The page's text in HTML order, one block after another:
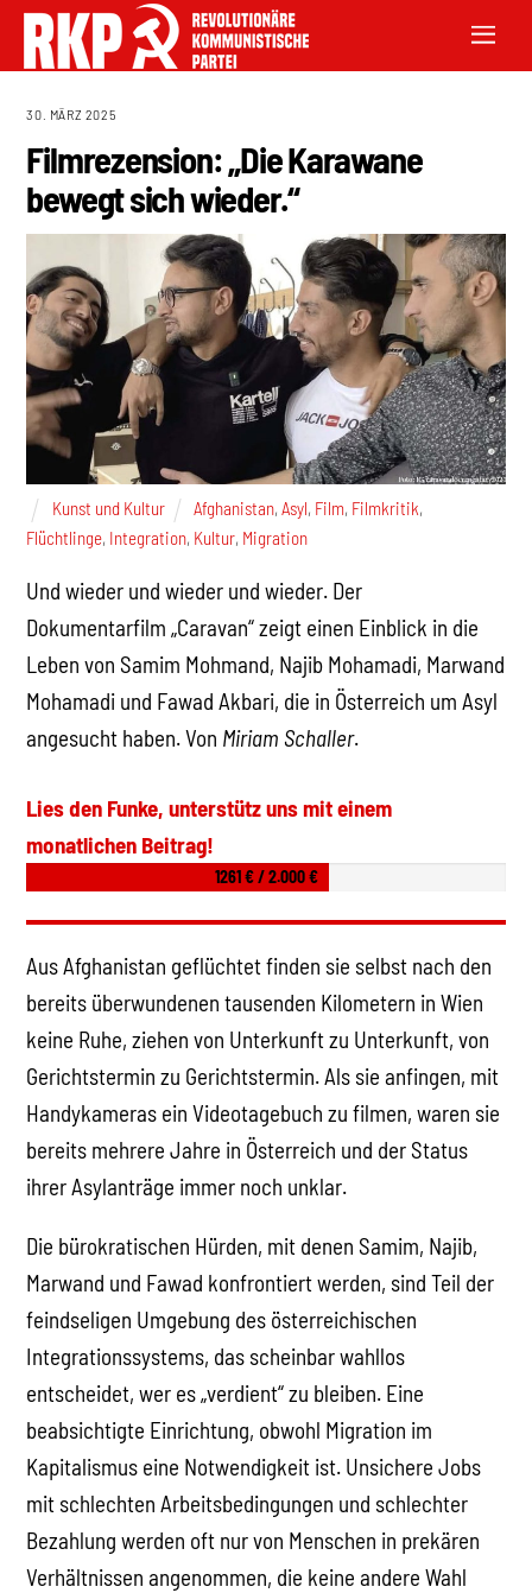
30. MÄRZ 2025
Filmrezension: „Die Karawane
bewegt sich wieder.“
Kunst und Kultur Afghanistan,Asyl, Film, Filmkritik,
Flüchtlinge, Integration, Kultur, Migration
Und wieder und wieder und wieder. Der
Dokumentarfilm „Caravan“ zeigt einen Einblick in die
Leben von Samim Mohmand, Najib Mohamadi, Marwand
Mohamadi und Fawad Akbari, die in Österreich um Asyl
angesucht haben. Von Miriam Schaller.
Lies den Funke, unterstütz uns mit einem
monatlichen Beitrag!
1261 € / 2.000 €
Aus Afghanistan geflüchtet finden sie selbst nach den
bereits überwundenen tausenden Kilometern in Wien
keine Ruhe, ziehen von Unterkunft zu Unterkunft, von
Gerichtstermin zu Gerichtstermin. Als sie anfingen, mit
Handykameras ein Videotagebuch zu filmen, waren sie
bereits mehrere Jahre in Österreich und der Status
ihrer Asylanträge immer noch unklar.
Die bürokratischen Hürden, mit denen Samim, Najib,
Marwand und Fawad konfrontiert werden, sind Teil der
feindseligen Umgebung des österreichischen
Integrationssystems, das scheinbar wahllos
entscheidet, wer es „verdient“ zu bleiben. Eine
beabsichtigte Einrichtung, obwohl Migration im
Kapitalismus eine Notwendigkeit ist. Unsichere Jobs
mit schlechten Arbeitsbedingungen und schlechter
Bezahlung werden oft nur von Menschen in prekären
Verhältnissen angenommen, die keine andere Wahl